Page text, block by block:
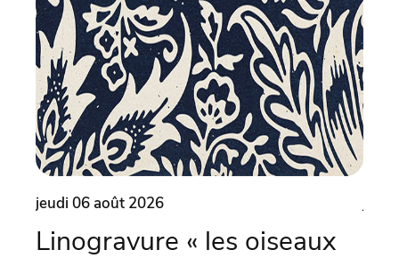
jeudi 06 août 2026
Linogravure « les oiseaux